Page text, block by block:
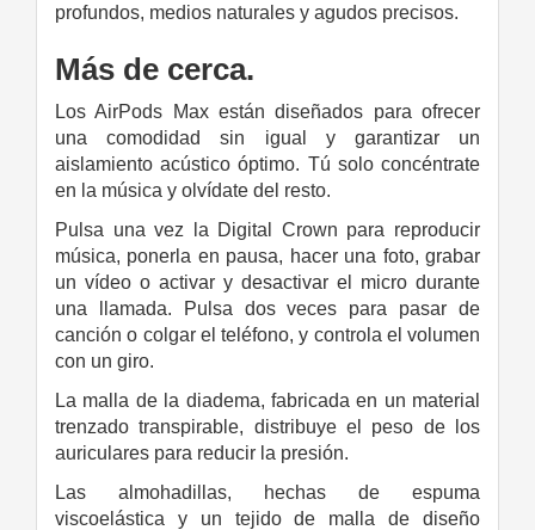
profundos, medios naturales y agudos precisos.
Más de cerca.
Los AirPods Max están diseñados para ofrecer
una comodidad sin igual y garantizar un
aislamiento acústico óptimo. Tú solo concéntrate
en la música y olvídate del resto.
Pulsa una vez la Digital Crown para reproducir
música, ponerla en pausa, hacer una foto, grabar
un vídeo o activar y desactivar el micro durante
una llamada. Pulsa dos veces para pasar de
canción o colgar el teléfono, y controla el volumen
con un giro.
La malla de la diadema, fabricada en un material
trenzado transpirable, distribuye el peso de los
auriculares para reducir la presión.
Las almohadillas, hechas de espuma
viscoelástica y un tejido de malla de diseño